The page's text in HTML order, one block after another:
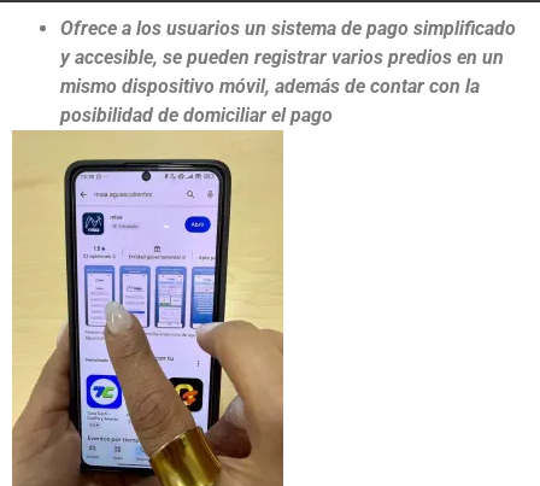
Ofrece a los usuarios un sistema de pago simplificado
y accesible, se pueden registrar varios predios en un
mismo dispositivo móvil, además de contar con la
posibilidad de domiciliar el pago